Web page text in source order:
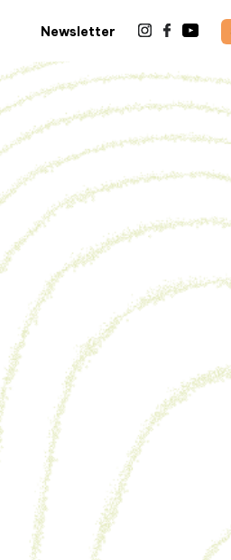
Newsletter